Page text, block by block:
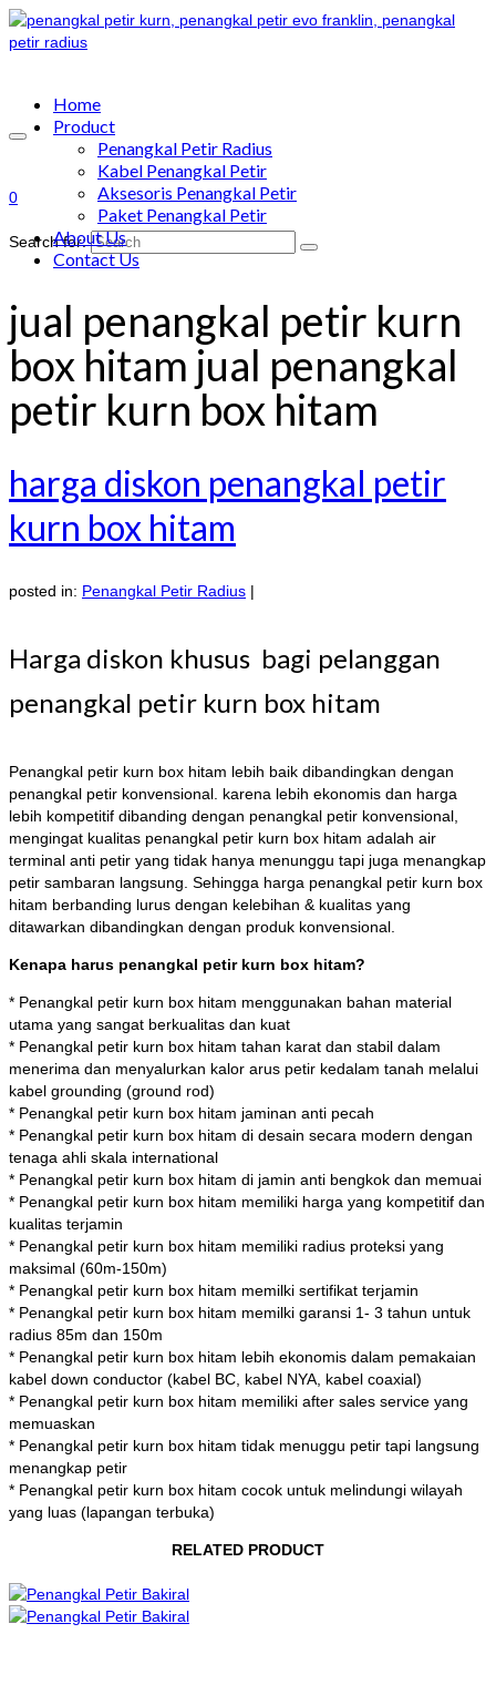
0
Search for:
Home
Product
Penangkal Petir Radius
Kabel Penangkal Petir
Aksesoris Penangkal Petir
Paket Penangkal Petir
About Us
Contact Us
jual penangkal petir kurn
box hitam jual penangkal
petir kurn box hitam
harga diskon penangkal petir
kurn box hitam
posted in: Penangkal Petir Radius |
Harga diskon khusus bagi pelanggan
penangkal petir kurn box hitam
Penangkal petir kurn box hitam lebih baik dibandingkan dengan
penangkal petir konvensional. karena lebih ekonomis dan harga
lebih kompetitif dibanding dengan penangkal petir konvensional,
mengingat kualitas penangkal petir kurn box hitam adalah air
terminal anti petir yang tidak hanya menunggu tapi juga menangkap
petir sambaran langsung. Sehingga harga penangkal petir kurn box
hitam berbanding lurus dengan kelebihan & kualitas yang
ditawarkan dibandingkan dengan produk konvensional.
Kenapa harus penangkal petir kurn box hitam?
* Penangkal petir kurn box hitam menggunakan bahan material
utama yang sangat berkualitas dan kuat
* Penangkal petir kurn box hitam tahan karat dan stabil dalam
menerima dan menyalurkan kalor arus petir kedalam tanah melalui
kabel grounding (ground rod)
* Penangkal petir kurn box hitam jaminan anti pecah
* Penangkal petir kurn box hitam di desain secara modern dengan
tenaga ahli skala international
* Penangkal petir kurn box hitam di jamin anti bengkok dan memuai
* Penangkal petir kurn box hitam memiliki harga yang kompetitif dan
kualitas terjamin
* Penangkal petir kurn box hitam memiliki radius proteksi yang
maksimal (60m-150m)
* Penangkal petir kurn box hitam memilki sertifikat terjamin
* Penangkal petir kurn box hitam memilki garansi 1- 3 tahun untuk
radius 85m dan 150m
* Penangkal petir kurn box hitam lebih ekonomis dalam pemakaian
kabel down conductor (kabel BC, kabel NYA, kabel coaxial)
* Penangkal petir kurn box hitam memiliki after sales service yang
memuaskan
* Penangkal petir kurn box hitam tidak menuggu petir tapi langsung
menangkap petir
* Penangkal petir kurn box hitam cocok untuk melindungi wilayah
yang luas (lapangan terbuka)
RELATED PRODUCT